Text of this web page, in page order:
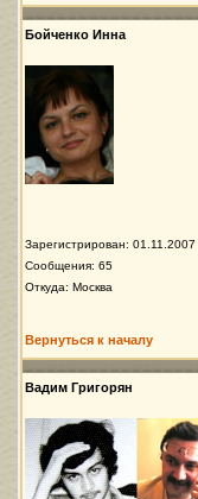
Бойченко Инна
Зарегистрирован: 01.11.2007
Сообщения: 65
Откуда: Москва
Вернуться к началу
Вадим Григорян